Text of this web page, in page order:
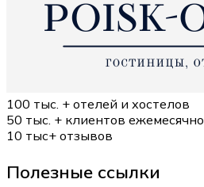
100 тыс. + отелей и хостелов
50 тыс. + клиентов ежемесячно
10 тыс+ отзывов
Полезные ссылки